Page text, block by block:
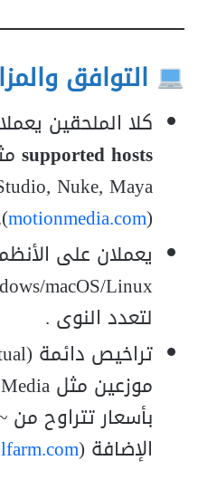
التوافق
كلا الملحقين
supported hosts
(
motionmedia.com
يعملان على
لتعدد النوى .
الإضافة (